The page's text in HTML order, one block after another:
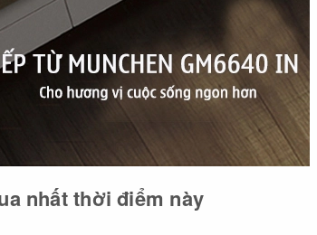
nhất thời điểm này